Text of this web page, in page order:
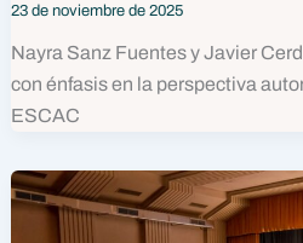
23 de noviembre de 2025
Nayra Sanz Fuentes y Javier
con énfasis en la perspectiva
ESCAC